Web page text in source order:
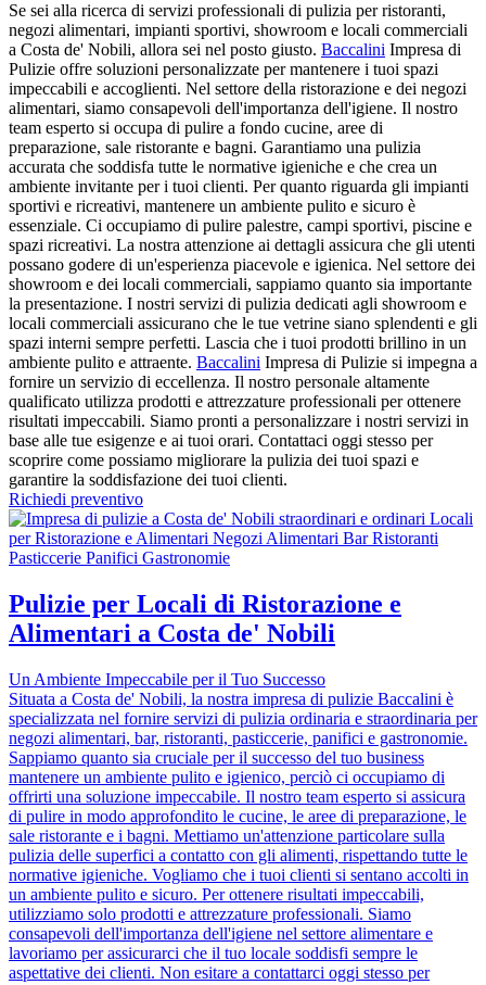
Se sei alla ricerca di servizi professionali di pulizia per ristoranti,
negozi alimentari, impianti sportivi, showroom e locali commerciali
a Costa de' Nobili, allora sei nel posto giusto. Baccalini Impresa di
Pulizie offre soluzioni personalizzate per mantenere i tuoi spazi
impeccabili e accoglienti. Nel settore della ristorazione e dei negozi
alimentari, siamo consapevoli dell'importanza dell'igiene. Il nostro
team esperto si occupa di pulire a fondo cucine, aree di
preparazione, sale ristorante e bagni. Garantiamo una pulizia
accurata che soddisfa tutte le normative igieniche e che crea un
ambiente invitante per i tuoi clienti. Per quanto riguarda gli impianti
sportivi e ricreativi, mantenere un ambiente pulito e sicuro è
essenziale. Ci occupiamo di pulire palestre, campi sportivi, piscine e
spazi ricreativi. La nostra attenzione ai dettagli assicura che gli utenti
possano godere di un'esperienza piacevole e igienica. Nel settore dei
showroom e dei locali commerciali, sappiamo quanto sia importante
la presentazione. I nostri servizi di pulizia dedicati agli showroom e
locali commerciali assicurano che le tue vetrine siano splendenti e gli
spazi interni sempre perfetti. Lascia che i tuoi prodotti brillino in un
ambiente pulito e attraente. Baccalini Impresa di Pulizie si impegna a
fornire un servizio di eccellenza. Il nostro personale altamente
qualificato utilizza prodotti e attrezzature professionali per ottenere
risultati impeccabili. Siamo pronti a personalizzare i nostri servizi in
base alle tue esigenze e ai tuoi orari. Contattaci oggi stesso per
scoprire come possiamo migliorare la pulizia dei tuoi spazi e
garantire la soddisfazione dei tuoi clienti.
Richiedi preventivo
Pulizie per Locali di Ristorazione e
Alimentari a Costa de' Nobili
Un Ambiente Impeccabile per il Tuo Successo
Situata a Costa de' Nobili, la nostra impresa di pulizie Baccalini è
specializzata nel fornire servizi di pulizia ordinaria e straordinaria per
negozi alimentari, bar, ristoranti, pasticcerie, panifici e gastronomie.
Sappiamo quanto sia cruciale per il successo del tuo business
mantenere un ambiente pulito e igienico, perciò ci occupiamo di
offrirti una soluzione impeccabile. Il nostro team esperto si assicura
di pulire in modo approfondito le cucine, le aree di preparazione, le
sale ristorante e i bagni. Mettiamo un'attenzione particolare sulla
pulizia delle superfici a contatto con gli alimenti, rispettando tutte le
normative igieniche. Vogliamo che i tuoi clienti si sentano accolti in
un ambiente pulito e sicuro. Per ottenere risultati impeccabili,
utilizziamo solo prodotti e attrezzature professionali. Siamo
consapevoli dell'importanza dell'igiene nel settore alimentare e
lavoriamo per assicurarci che il tuo locale soddisfi sempre le
aspettative dei clienti. Non esitare a contattarci oggi stesso per